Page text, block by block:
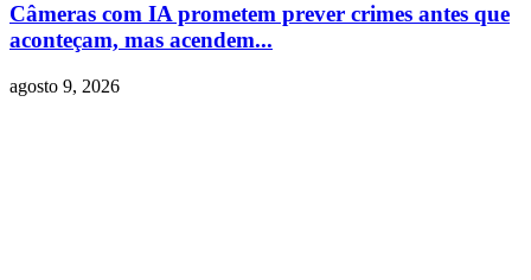
Câmeras com IA prometem prever crimes antes que
aconteçam, mas acendem...
agosto 9, 2026